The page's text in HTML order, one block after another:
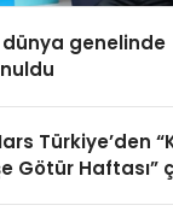
genelinde
Türkiye’den
Götür Haftası”